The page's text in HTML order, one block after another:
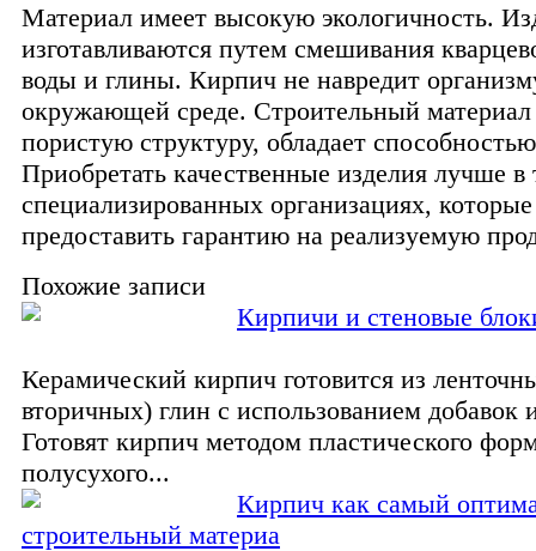
Материал имеет высокую экологичность.
изготавливаются путем смешивания
воды и глины. Кирпич не навредит
окружающей среде. Строительный
пористую структуру, обладает
Приобретать качественные изделия лучше в
специализированных организациях,
предоставить гарантию на реализуемую
Похожие записи
Кирпичи и стеновые
Керамический кирпич готовится из
вторичных) глин с использованием добавок
Готовят кирпич методом пластического
полусухого...
Кирпич как самый
строительный материа